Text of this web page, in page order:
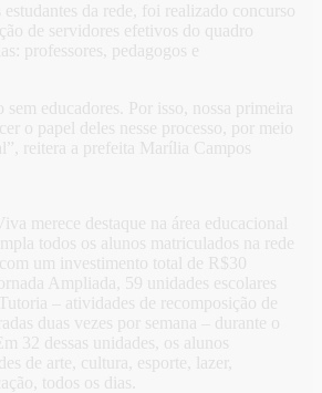
estudantes da rede, foi realizado concurso
de servidores efetivos do quadro
professores, pedagogos e
sem educadores. Por isso, nossa primeira
o papel deles nesse processo, por meio
reitera a prefeita Marília Campos
merece destaque na área educacional
todos os alunos matriculados na rede
um investimento total de R$30
Ampliada, 59 unidades escolares
– atividades de recomposição de
duas vezes por semana – durante o
32 dessas unidades, os alunos
de arte, cultura, esporte, lazer,
todos os dias.